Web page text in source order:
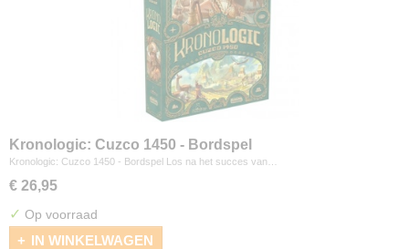
Kronologic: Cuzco 1450 - Bordspel
Kronologic: Cuzco 1450 - Bordspel Los na het succes van…
€ 26,95
✓ Op voorraad
IN WINKELWAGEN